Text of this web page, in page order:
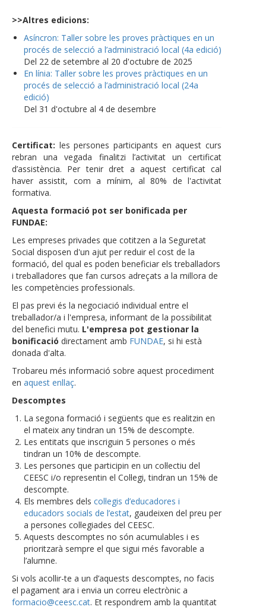
>>Altres edicions:
Asíncron: Taller sobre les proves pràctiques en un
procés de selecció a l’administració local (4a edició)
Del 22 de setembre al 20 d'octubre de 2025
En línia: Taller sobre les proves pràctiques en un
procés de selecció a l’administració local (24a
edició)
Del 31 d'octubre al 4 de desembre
Certificat: les persones participants en aquest curs
rebran una vegada finalitzi l’activitat un certificat
d’assistència. Per tenir dret a aquest certificat cal
haver assistit, com a mínim, al 80% de l'activitat
formativa.
Aquesta formació pot ser bonificada per
FUNDAE:
Les empreses privades que cotitzen a la Seguretat
Social disposen d'un ajut per reduir el cost de la
formació, del qual es poden beneficiar els treballadors
i treballadores que fan cursos adreçats a la millora de
les competències professionals.
El pas previ és la negociació individual entre el
treballador/a i l'empresa, informant de la possibilitat
del benefici mutu. L'empresa pot gestionar la
bonificació directament amb FUNDAE, si hi està
donada d'alta.
Trobareu més informació sobre aquest procediment
en aquest enllaç.
Descomptes
La segona formació i següents que es realitzin en
el mateix any tindran un 15% de descompte.
Les entitats que inscriguin 5 persones o més
tindran un 10% de descompte.
Les persones que participin en un col·lectiu del
CEESC i/o representin el Col·legi, tindran un 15% de
descompte.
Els membres dels col·legis d’educadores i
educadors socials de l’estat, gaudeixen del preu per
a persones col·legiades del CEESC.
Aquests descomptes no són acumulables i es
prioritzarà sempre el que sigui més favorable a
l’alumne.
Si vols acollir-te a un d’aquests descomptes, no facis
el pagament ara i envia un correu electrònic a
formacio@ceesc.cat. Et respondrem amb la quantitat